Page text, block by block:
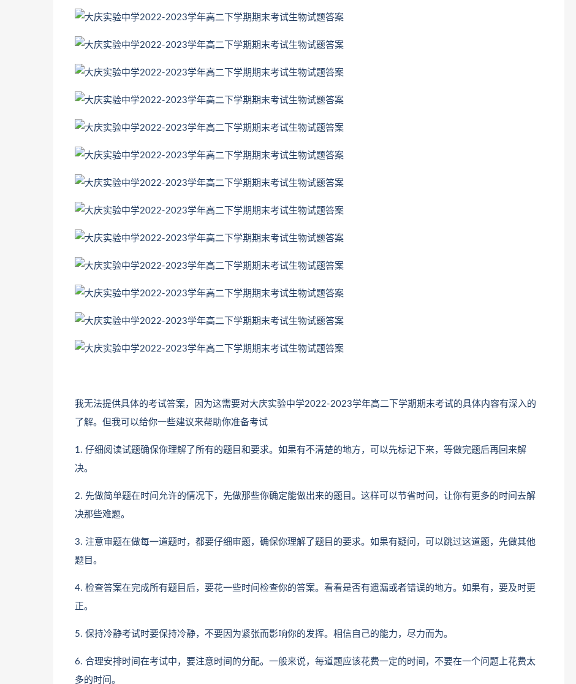
我无法提供具体的考试答案，因为这需要对大庆实验中学2022-2023学年高二下学期期末考试的具体内容有深入的
了解。但我可以给你一些建议来帮助你准备考试
1. 仔细阅读试题确保你理解了所有的题目和要求。如果有不清楚的地方，可以先标记下来，等做完题后再回来解
决。
2. 先做简单题在时间允许的情况下，先做那些你确定能做出来的题目。这样可以节省时间，让你有更多的时间去解
决那些难题。
3. 注意审题在做每一道题时，都要仔细审题，确保你理解了题目的要求。如果有疑问，可以跳过这道题，先做其他
题目。
4. 检查答案在完成所有题目后，要花一些时间检查你的答案。看看是否有遗漏或者错误的地方。如果有，要及时更
正。
5. 保持冷静考试时要保持冷静，不要因为紧张而影响你的发挥。相信自己的能力，尽力而为。
6. 合理安排时间在考试中，要注意时间的分配。一般来说，每道题应该花费一定的时间，不要在一个问题上花费太
多的时间。